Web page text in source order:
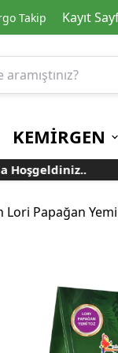
Takip Kayıt
Mamalar
KEMİRGEN
Lori Papağan